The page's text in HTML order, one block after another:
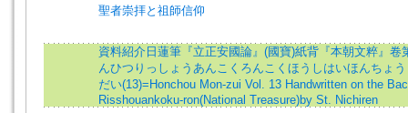
聖者崇拝と祖師信仰
資料紹介日蓮筆『立正安國論』(國寶)紙背『本朝文粹』卷
んひつりっしょうあんこくろんこくほうしはいほんちょ
だい(13)=Honchou Mon-zui Vol. 13 Handwritten on the
Risshouankoku-ron(National Treasure)by St. Nichiren